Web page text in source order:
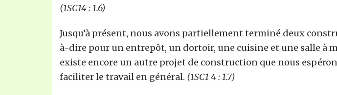
(1SC14 : 1.6)
Jusqu’à présent, nous avons partiellement terminé deux
à-dire pour un entrepôt, un dortoir, une cuisine et une salle à
existe encore un autre projet de construction que nous
faciliter le travail en général. (1SC1 4 : 1.7)